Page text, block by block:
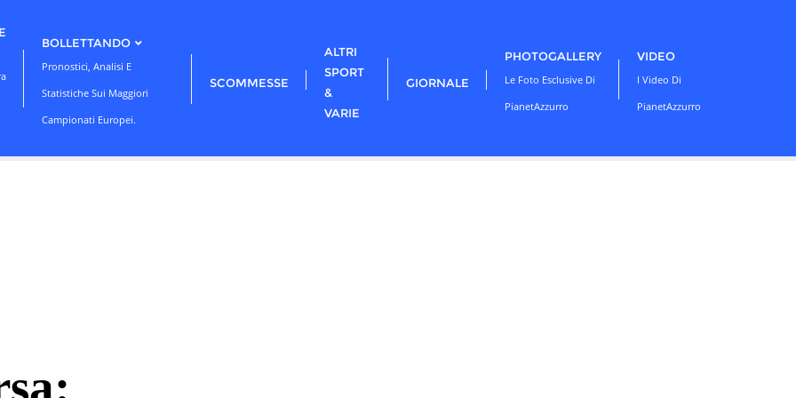
BOLLETTANDO
Pronostici, Analisi E
Statistiche Sui Maggiori
Campionati Europei.
SCOMMESSE
ALTRI
SPORT
&
VARIE
GIORNALE
PHOTOGALLERY
Le Foto Esclusive Di
PianetAzzurro
VIDEO
I Video Di
PianetAzzurro